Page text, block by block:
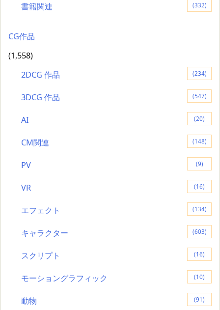
書籍関連 (332)
CG作品
(1,558)
2DCG 作品
(234)
3DCG 作品 (547)
AI (20)
CM関連 (148)
PV (9)
VR (16)
エフェクト (134)
キャラクター (603)
スクリプト (16)
モーショングラフィック (10)
動物 (91)